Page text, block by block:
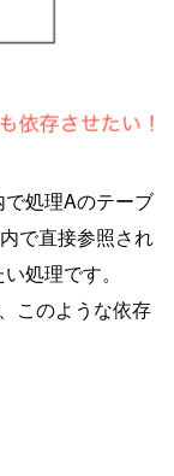
で処理Aのテーブ
で直接参照され
処理です。
このような依存